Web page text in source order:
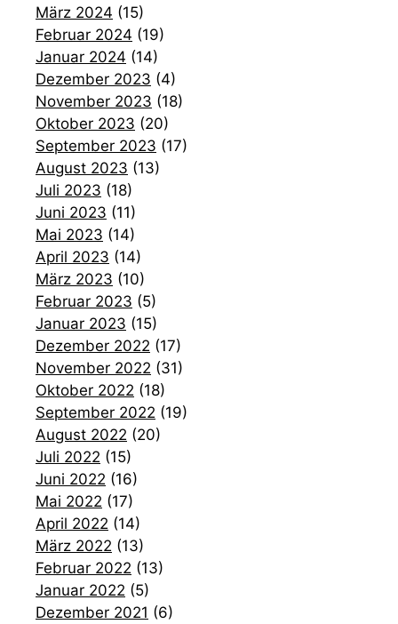
März 2024 (15)
Februar 2024 (19)
Januar 2024 (14)
Dezember 2023 (4)
November 2023 (18)
Oktober 2023 (20)
September 2023 (17)
August 2023 (13)
Juli 2023 (18)
Juni 2023 (11)
Mai 2023 (14)
April 2023 (14)
März 2023 (10)
Februar 2023 (5)
Januar 2023 (15)
Dezember 2022 (17)
November 2022 (31)
Oktober 2022 (18)
September 2022 (19)
August 2022 (20)
Juli 2022 (15)
Juni 2022 (16)
Mai 2022 (17)
April 2022 (14)
März 2022 (13)
Februar 2022 (13)
Januar 2022 (5)
Dezember 2021 (6)